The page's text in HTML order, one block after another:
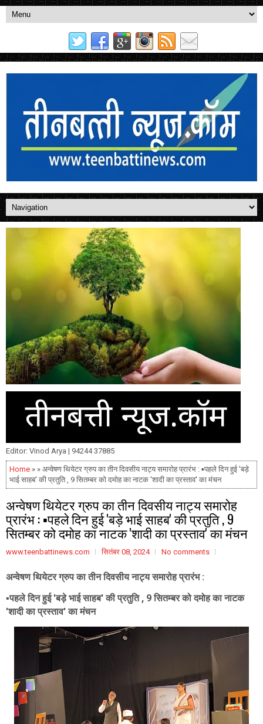
Editor: Vinod Arya | 94244 37885
Home » » अन्वेषण थियेटर ग्रुप का तीन दिवसीय नाट्य समारोह प्रारंभ : ▪️पहले दिन हुई 'बड़े
भाई साहब' की प्रतुति , 9 सितम्बर को दमोह का नाटक 'शादी का प्रस्ताव' का मंचन
अन्वेषण थियेटर ग्रुप का तीन दिवसीय नाट्य समारोह
प्रारंभ : ▪️पहले दिन हुई 'बड़े भाई साहब' की प्रतुति , 9
सितम्बर को दमोह का नाटक 'शादी का प्रस्ताव' का मंचन
www.teenbattinews.com सितंबर 08, 2024 No comments
अन्वेषण थियेटर ग्रुप का तीन दिवसीय नाट्य समारोह प्रारंभ :
▪️पहले दिन हुई 'बड़े भाई साहब' की प्रतुति , 9 सितम्बर को दमोह का नाटक
'शादी का प्रस्ताव' का मंचन